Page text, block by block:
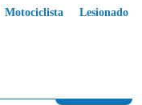
Motociclista Lesionado